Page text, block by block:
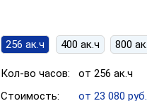
256 ак.ч 400 ак.ч 800
Кол-во часов:
от 256 ак.ч
Стоимость:
от 23 080 руб.